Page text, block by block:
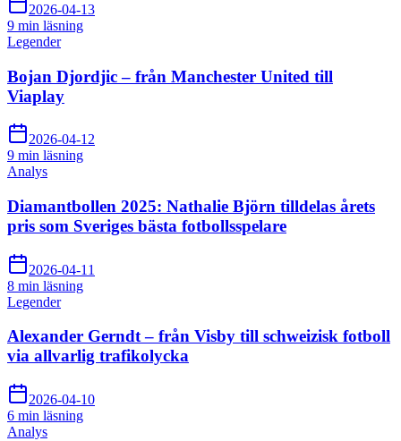
2026-04-13
9 min läsning
Legender
Bojan Djordjic – från Manchester United till
Viaplay
2026-04-12
9 min läsning
Analys
Diamantbollen 2025: Nathalie Björn tilldelas årets
pris som Sveriges bästa fotbollsspelare
2026-04-11
8 min läsning
Legender
Alexander Gerndt – från Visby till schweizisk fotboll
via allvarlig trafikolycka
2026-04-10
6 min läsning
Analys